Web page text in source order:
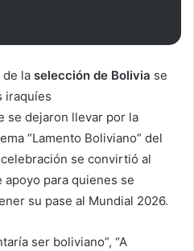
de la selección de Bolivia se
iraquíes
se dejaron llevar por la
“Lamento Boliviano” del
celebración se convirtió al
para quienes se
su pase al Mundial 2026.
ser boliviano”, “A